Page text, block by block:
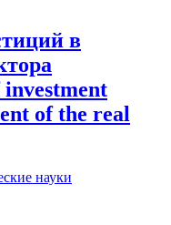
в
of the real
науки